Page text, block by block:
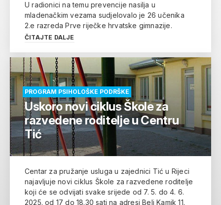
U radionici na temu prevencije nasilja u
mladenačkim vezama sudjelovalo je 26 učenika
2.e razreda Prve riječke hrvatske gimnazije.
ČITAJTE DALJE
PROGRAM PSIHOLOŠKE PODRŠKE
Uskoro novi ciklus Škole za
razvedene roditelje u Centru
Tić
Centar za pružanje usluga u zajednici Tić u Rijeci
najavljuje novi ciklus Škole za razvedene roditelje
koji će se odvijati svake srijede od 7. 5. do 4. 6.
2025. od 17 do 18.30 sati na adresi Beli Kamik 11.